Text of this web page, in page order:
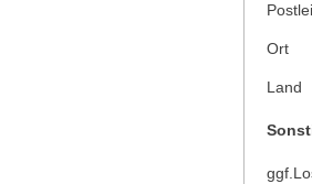
Ort
Land